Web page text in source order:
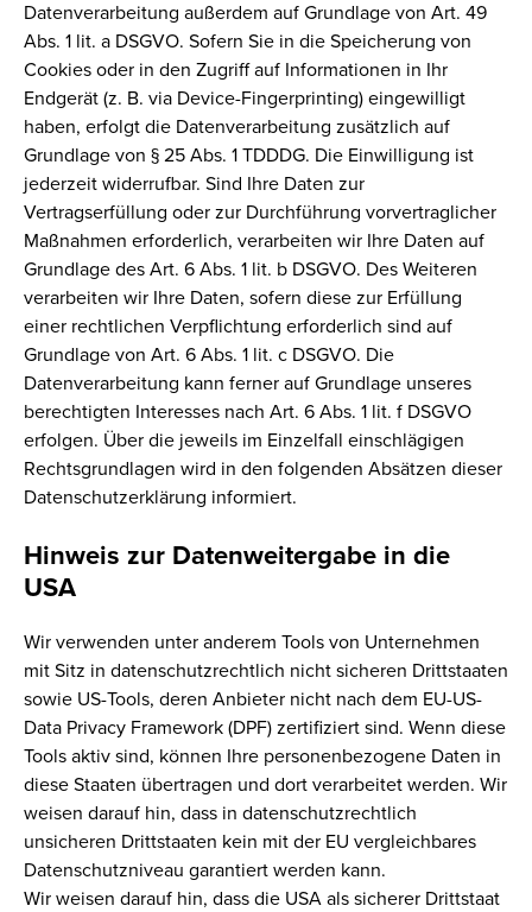
Datenverarbeitung außerdem auf Grundlage von Art. 49
Abs. 1 lit. a DSGVO. Sofern Sie in die Speicherung von
Cookies oder in den Zugriff auf Informationen in Ihr
Endgerät (z. B. via Device-Fingerprinting) eingewilligt
haben, erfolgt die Datenverarbeitung zusätzlich auf
Grundlage von § 25 Abs. 1 TDDDG. Die Einwilligung ist
jederzeit widerrufbar. Sind Ihre Daten zur
Vertragserfüllung oder zur Durchführung vorvertraglicher
Maßnahmen erforderlich, verarbeiten wir Ihre Daten auf
Grundlage des Art. 6 Abs. 1 lit. b DSGVO. Des Weiteren
verarbeiten wir Ihre Daten, sofern diese zur Erfüllung
einer rechtlichen Verpflichtung erforderlich sind auf
Grundlage von Art. 6 Abs. 1 lit. c DSGVO. Die
Datenverarbeitung kann ferner auf Grundlage unseres
berechtigten Interesses nach Art. 6 Abs. 1 lit. f DSGVO
erfolgen. Über die jeweils im Einzelfall einschlägigen
Rechtsgrundlagen wird in den folgenden Absätzen dieser
Datenschutzerklärung informiert.
Hinweis zur Datenweitergabe in die
USA
Wir verwenden unter anderem Tools von Unternehmen
mit Sitz in datenschutzrechtlich nicht sicheren Drittstaaten
sowie US-Tools, deren Anbieter nicht nach dem EU-US-
Data Privacy Framework (DPF) zertifiziert sind. Wenn diese
Tools aktiv sind, können Ihre personenbezogene Daten in
diese Staaten übertragen und dort verarbeitet werden. Wir
weisen darauf hin, dass in datenschutzrechtlich
unsicheren Drittstaaten kein mit der EU vergleichbares
Datenschutzniveau garantiert werden kann.
Wir weisen darauf hin, dass die USA als sicherer Drittstaat